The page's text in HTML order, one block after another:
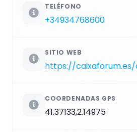
TELÉFONO
+34934768600
SITIO WEB
https://
COORDENADAS GPS
41.37133,2.14975